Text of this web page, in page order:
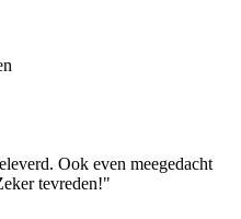
Ook even meegedacht
tevreden!"